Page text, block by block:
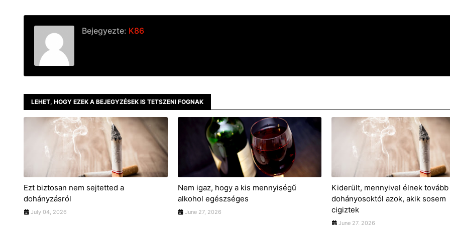
Bejegyezte: K86
LEHET, HOGY EZEK A BEJEGYZÉSEK IS TETSZENI FOGNAK
Ezt biztosan nem sejtetted a
dohányzásról
July 04, 2026
Nem igaz, hogy a kis mennyiségű
alkohol egészséges
June 27, 2026
Kiderült, mennyivel élnek tovább
dohányosoktól azok, akik sosem
cigiztek
June 27, 2026